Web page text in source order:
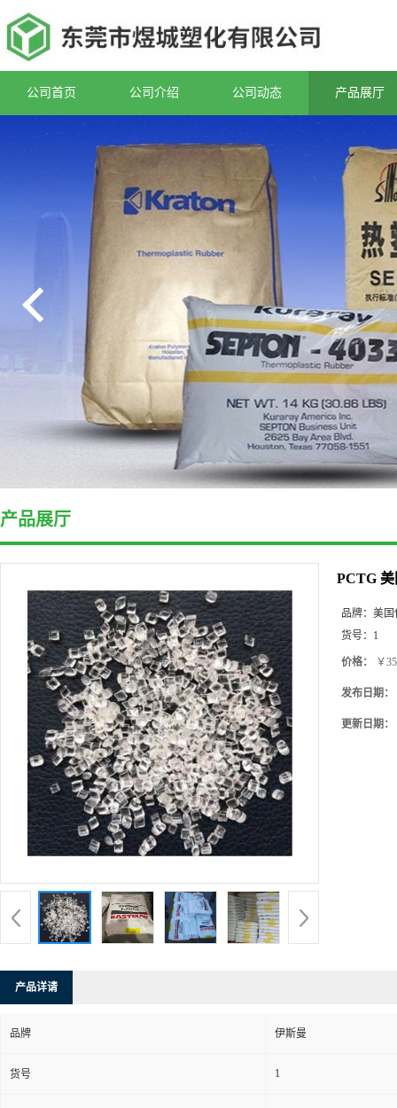
公司首页 公司介绍 公司动态 产品展厅
产品展厅
PCTG
品牌： 美国
货号： 1
价格： ￥
发布日期：
更新日期：
产品详请
品牌 伊斯曼
货号 1